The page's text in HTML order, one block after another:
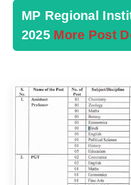
MP Regional
2025 More Post